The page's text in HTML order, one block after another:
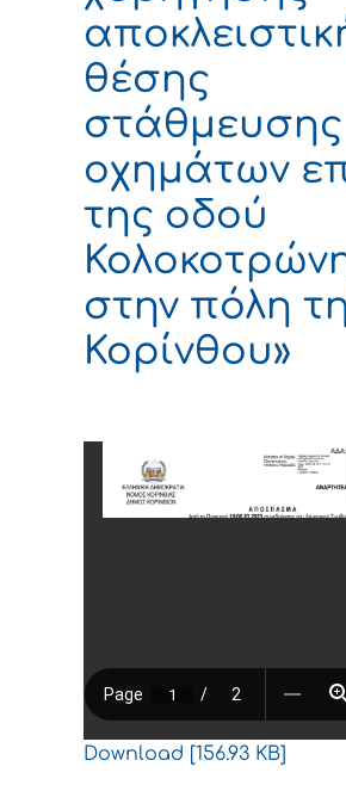
θέσης
στάθμευσης
οχημάτων
της οδού
στην πόλη
Κορίνθου»
Download [156.93 KB]